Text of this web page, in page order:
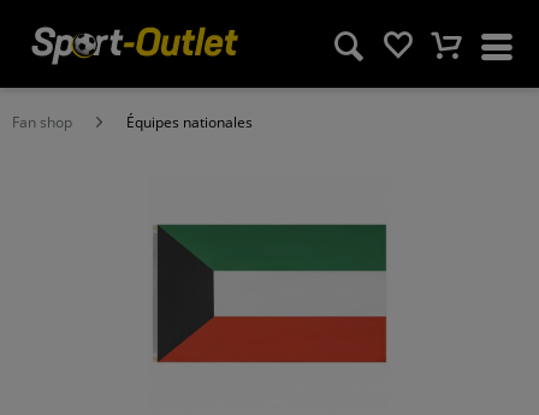
Fan shop Équipes nationales